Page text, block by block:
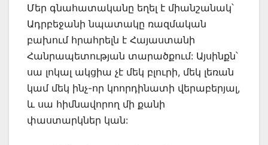
Մեր գնահատականը եղել է միանշանակ՝
Ադրբեջանի նպատակը ռազմական
բախում հրահրելն է Հայաստանի
Հանրապետության տարածքում: Այսինքն՝
սա լոկալ ակցիա չէ մեկ բլուրի, մեկ լեռան
կամ մեկ ինչ-որ կոորդինատի վերաբերյալ,
և սա հիմնավորող մի քանի
փաստարկներ կան: